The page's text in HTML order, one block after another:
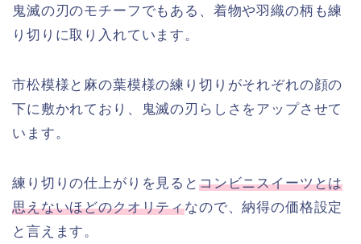
鬼滅の刃のモチーフでもある、着物や羽織の柄も練
り切りに取り入れています。
市松模様と麻の葉模様の練り切りがそれぞれの顔の
下に敷かれており、鬼滅の刃らしさをアップさせて
います。
練り切りの仕上がりを見ると コンビニスイーツとは
思えないほどのクオリティなので、納得の価格設定
と言えます。